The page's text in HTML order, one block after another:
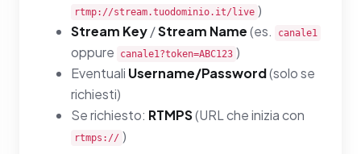
rtmp://stream.tuodominio.it/live )
Stream Key/Stream Name(es. canale1
oppure canale1?token=ABC123 )
Eventuali Username/Password(solo se
richiesti)
Se richiesto: RTMPS(URL che inizia con
rtmps:// )